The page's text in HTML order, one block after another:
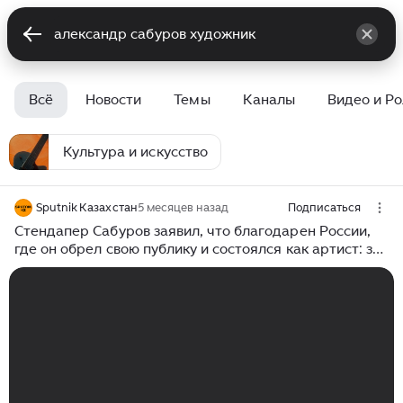
Всё Новости Темы Каналы Видео и
Культура и искусство
Sputnik Казахстан5 месяцев назад Подписаться
Стендапер Сабуров заявил, что благодарен России,
где он обрел свою публику и состоялся как артист: за
время моего творческого пути меня дружелюбно и